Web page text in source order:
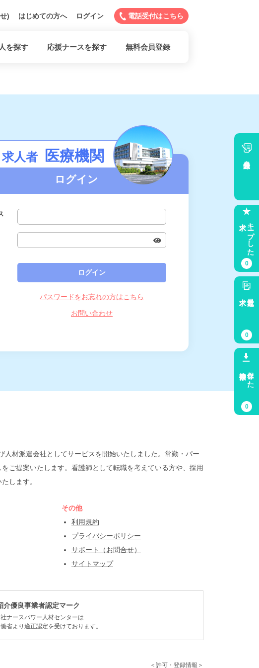
) はじめての方へ ログイン 電話受付はこちら
を探す 応援ナースを探す 無料会員登録
求人者 医療機関
ログイン
パスワードをお忘れの方はこちら
お問い合わせ
材派遣会社としてサービスを開始いたしました。常勤・パー
ご提案いたします。看護師として転職を考えている方や、採用
します。
その他
利用規約
プライバシーポリシー
サポート（お問合せ）
サイトマップ
介優良事業者認定マーク
ナースパワー人材センターは
省より適正認定を受けております。
＜許可・登録情報＞
キープした
0
最近見た
0
保存した
0